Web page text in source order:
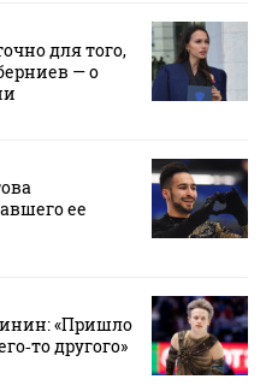
для того,
— о
ее
«Пришло
другого»